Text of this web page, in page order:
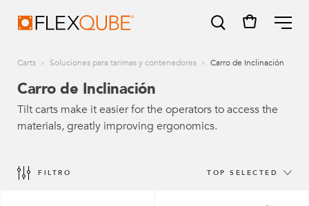
Tugger cart
Carts Soluciones para tarimas y contenedores Carro de Inclinación
Carro de Inclinación
Tilt carts make it easier for the operators to access the
materials, greatly improving ergonomics.
FILTRO TOP SELECTED